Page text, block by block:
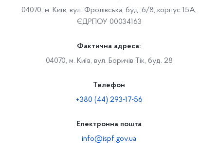
04070, м. Київ, вул. Фролівська, буд. 6/8, корпус 15А,
ЄДРПОУ 00034163
Фактична адреса:
04070, м. Київ, вул. Боричів Тік, буд. 28
Телефон
+380 (44) 293-17-56
Електронна пошта
info@ispf.gov.ua